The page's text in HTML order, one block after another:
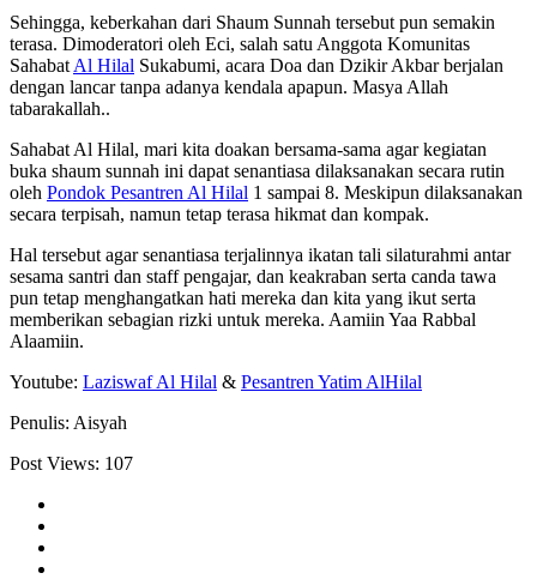
Sehingga, keberkahan dari Shaum Sunnah tersebut pun semakin
terasa. Dimoderatori oleh Eci, salah satu Anggota Komunitas
Sahabat Al Hilal Sukabumi, acara Doa dan Dzikir Akbar berjalan
dengan lancar tanpa adanya kendala apapun. Masya Allah
tabarakallah..
Sahabat Al Hilal, mari kita doakan bersama-sama agar kegiatan
buka shaum sunnah ini dapat senantiasa dilaksanakan secara rutin
oleh Pondok Pesantren Al Hilal 1 sampai 8. Meskipun dilaksanakan
secara terpisah, namun tetap terasa hikmat dan kompak.
Hal tersebut agar senantiasa terjalinnya ikatan tali silaturahmi antar
sesama santri dan staff pengajar, dan keakraban serta canda tawa
pun tetap menghangatkan hati mereka dan kita yang ikut serta
memberikan sebagian rizki untuk mereka. Aamiin Yaa Rabbal
Alaamiin.
Youtube: Laziswaf Al Hilal & Pesantren Yatim AlHilal
Penulis: Aisyah
Post Views: 107